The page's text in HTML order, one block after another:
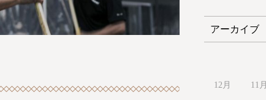
アーカイブ
12月 11月